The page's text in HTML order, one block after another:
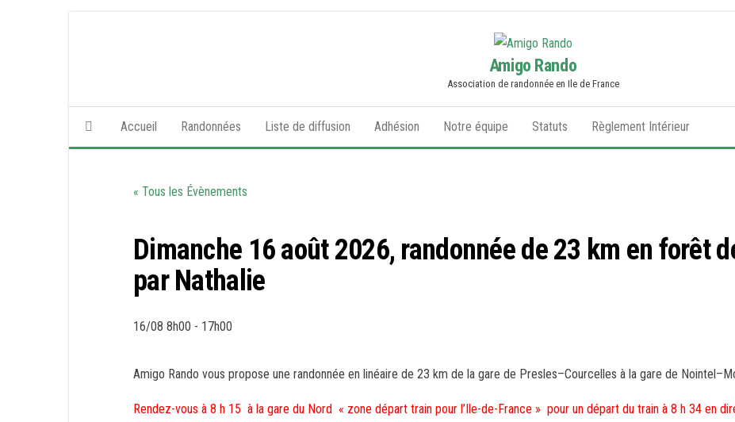
Amigo Rando
Association de randonnée en Ile de France
Accueil Randonnées Liste de diffusion Adhésion Notre équipe Statuts Règlement Intérieur
« Tous les Évènements
Dimanche 16 août 2026, randonnée de 23 km en forêt
par Nathalie
16/08 8h00 - 17h00
Amigo Rando vous propose une randonnée en linéaire de 23 km de la gare de Presles–Courcelles à la gare de
Rendez-vous à 8 h 15 à la gare du Nord « zone départ train pour l’Ile-de-France » pour un départ du train à 8 h 34 en